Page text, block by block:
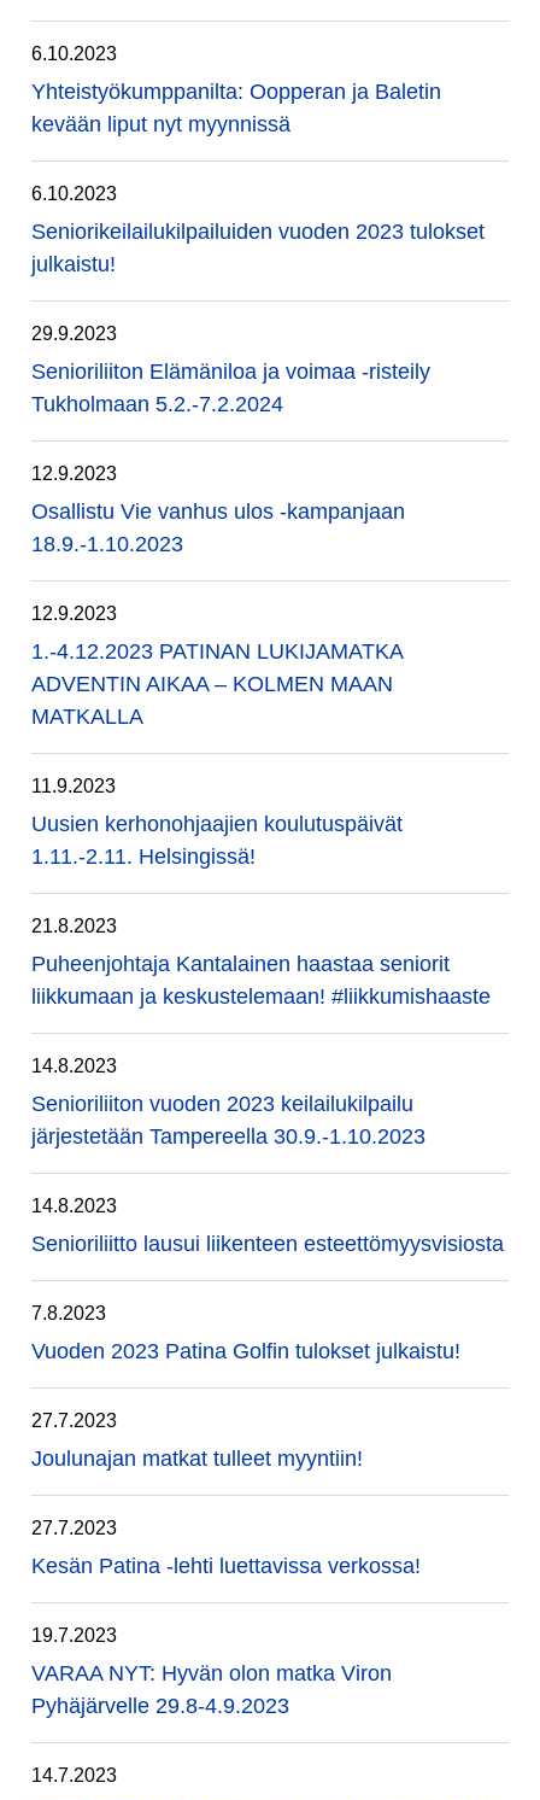
6.10.2023
Yhteistyökumppanilta: Oopperan ja Baletin
kevään liput nyt myynnissä
6.10.2023
Seniorikeilailukilpailuiden vuoden 2023 tulokset
julkaistu!
29.9.2023
Senioriliiton Elämäniloa ja voimaa -risteily
Tukholmaan 5.2.-7.2.2024
12.9.2023
Osallistu Vie vanhus ulos -kampanjaan
18.9.-1.10.2023
12.9.2023
1.-4.12.2023 PATINAN LUKIJAMATKA
ADVENTIN AIKAA – KOLMEN MAAN
MATKALLA
11.9.2023
Uusien kerhonohjaajien koulutuspäivät
1.11.-2.11. Helsingissä!
21.8.2023
Puheenjohtaja Kantalainen haastaa seniorit
liikkumaan ja keskustelemaan! #liikkumishaaste
14.8.2023
Senioriliiton vuoden 2023 keilailukilpailu
järjestetään Tampereella 30.9.-1.10.2023
14.8.2023
Senioriliitto lausui liikenteen esteettömyysvisiosta
7.8.2023
Vuoden 2023 Patina Golfin tulokset julkaistu!
27.7.2023
Joulunajan matkat tulleet myyntiin!
27.7.2023
Kesän Patina -lehti luettavissa verkossa!
19.7.2023
VARAA NYT: Hyvän olon matka Viron
Pyhäjärvelle 29.8-4.9.2023
14.7.2023